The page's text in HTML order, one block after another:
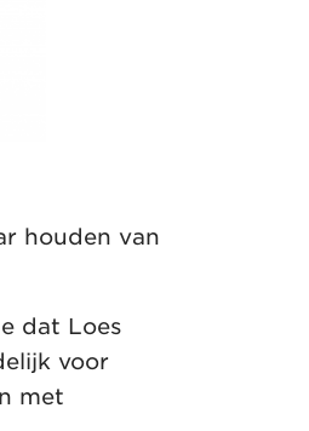
houden van
dat Loes
voor
met